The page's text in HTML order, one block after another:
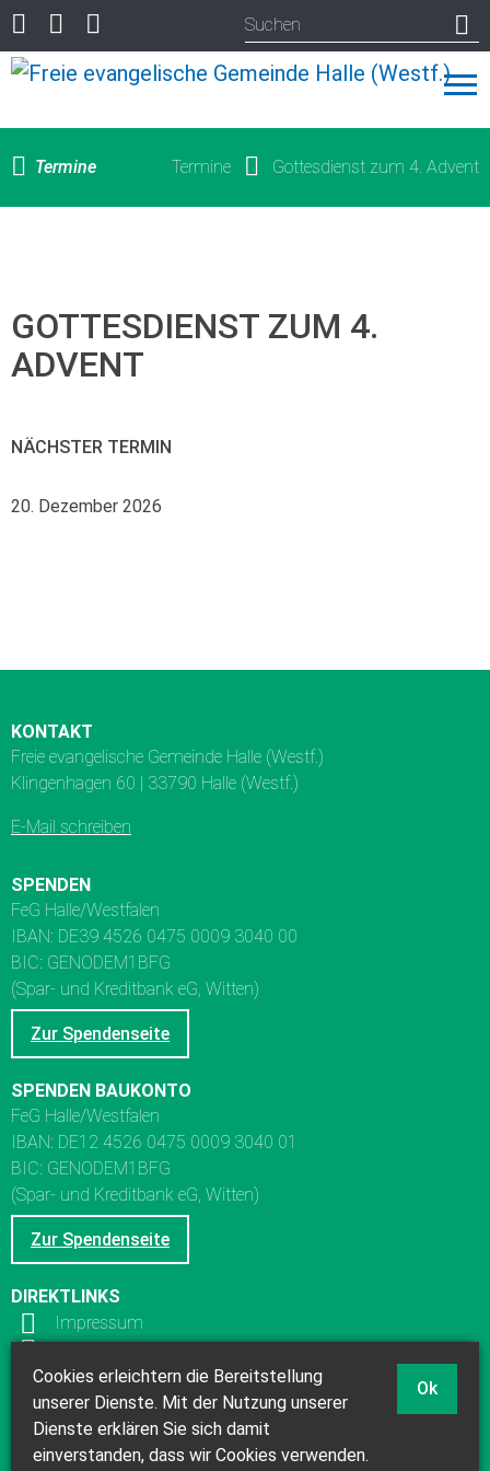
Termine Termine Gottesdienst zum 4. Advent
GOTTESDIENST ZUM 4.
ADVENT
NÄCHSTER TERMIN
20. Dezember 2026
KONTAKT
Freie evangelische Gemeinde Halle (Westf.)
Klingenhagen 60 | 33790 Halle (Westf.)
E-Mail schreiben
SPENDEN
FeG Halle/Westfalen
IBAN: DE39 4526 0475 0009 3040 00
BIC: GENODEM1BFG
(Spar- und Kreditbank eG, Witten)
Zur Spendenseite
SPENDEN BAUKONTO
FeG Halle/Westfalen
IBAN: DE12 4526 0475 0009 3040 01
BIC: GENODEM1BFG
(Spar- und Kreditbank eG, Witten)
Zur Spendenseite
DIREKTLINKS
Impressum
Datenschutz
Kinderschutzkonzept
Links
Cookies erleichtern die Bereitstellung
unserer Dienste. Mit der Nutzung unserer
Dienste erklären Sie sich damit
einverstanden, dass wir Cookies verwenden.
Ok